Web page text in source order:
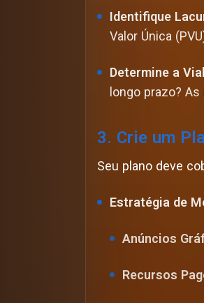
Identifique
Valor Única
Determine a
longo prazo?
3. Crie um
Seu plano deve
Estratégia de
Anúncios
Recursos